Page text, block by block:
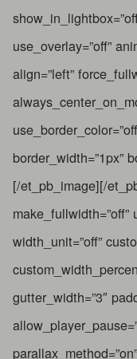
use_overlay=”off”
align=”left”
border_width=”1px”
[/et_pb_image][/
make_fullwidth=”off”
width_unit=”off”
gutter_width=”3″